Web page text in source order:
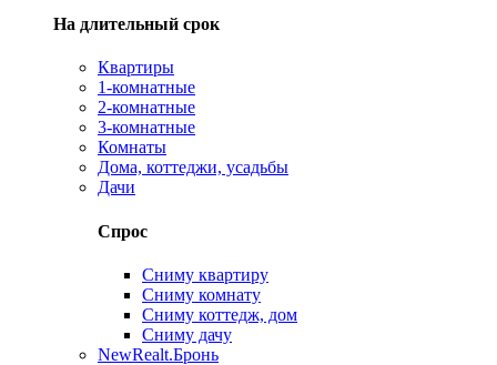
На длительный срок
Квартиры
1-комнатные
2-комнатные
3-комнатные
Комнаты
Дома, коттеджи, усадьбы
Дачи
Спрос
Сниму квартиру
Сниму комнату
Сниму коттедж, дом
Сниму дачу
NewRealt.Бронь